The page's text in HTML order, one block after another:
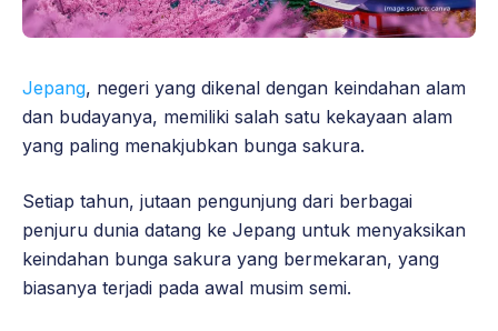
Jepang, negeri yang dikenal dengan keindahan alam
dan budayanya, memiliki salah satu kekayaan alam
yang paling menakjubkan bunga sakura.
Setiap tahun, jutaan pengunjung dari berbagai
penjuru dunia datang ke Jepang untuk menyaksikan
keindahan bunga sakura yang bermekaran, yang
biasanya terjadi pada awal musim semi.